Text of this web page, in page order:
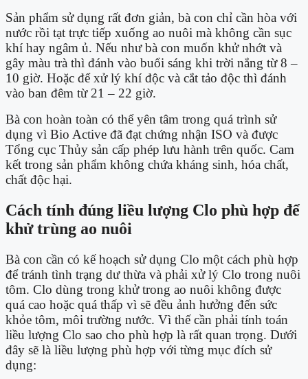
Sản phẩm sử dụng rất đơn giản, bà con chỉ cần hòa với
nước rồi tạt trực tiếp xuống ao nuôi mà không cần sục
khí hay ngâm ủ. Nếu như bà con muốn khử nhớt và
gây màu trà thì đánh vào buổi sáng khi trời nắng từ 8 –
10 giờ. Hoặc để xử lý khí độc và cắt tảo độc thì đánh
vào ban đêm từ 21 – 22 giờ.
Bà con hoàn toàn có thể yên tâm trong quá trình sử
dụng vì Bio Active đã đạt chứng nhận ISO và được
Tổng cục Thủy sản cấp phép lưu hành trên quốc. Cam
kết trong sản phẩm không chứa kháng sinh, hóa chất,
chất độc hại.
Cách tính đúng liều lượng Clo phù hợp để
khử trùng ao nuôi
Bà con cần có kế hoạch sử dụng Clo một cách phù hợp
để tránh tình trạng dư thừa và phải xử lý Clo trong nuôi
tôm. Clo dùng trong khử trong ao nuôi không được
quá cao hoặc quá thấp vì sẽ đều ảnh hưởng đến sức
khỏe tôm, môi trường nước. Vì thế cần phải tính toán
liều lượng Clo sao cho phù hợp là rất quan trọng. Dưới
đây sẽ là liều lượng phù hợp với từng mục đích sử
dụng: